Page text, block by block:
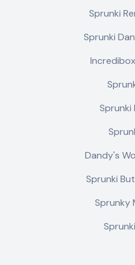
Sprunki
Sprunki
Sprunki
Dandy's
Sprunki
Sprunky